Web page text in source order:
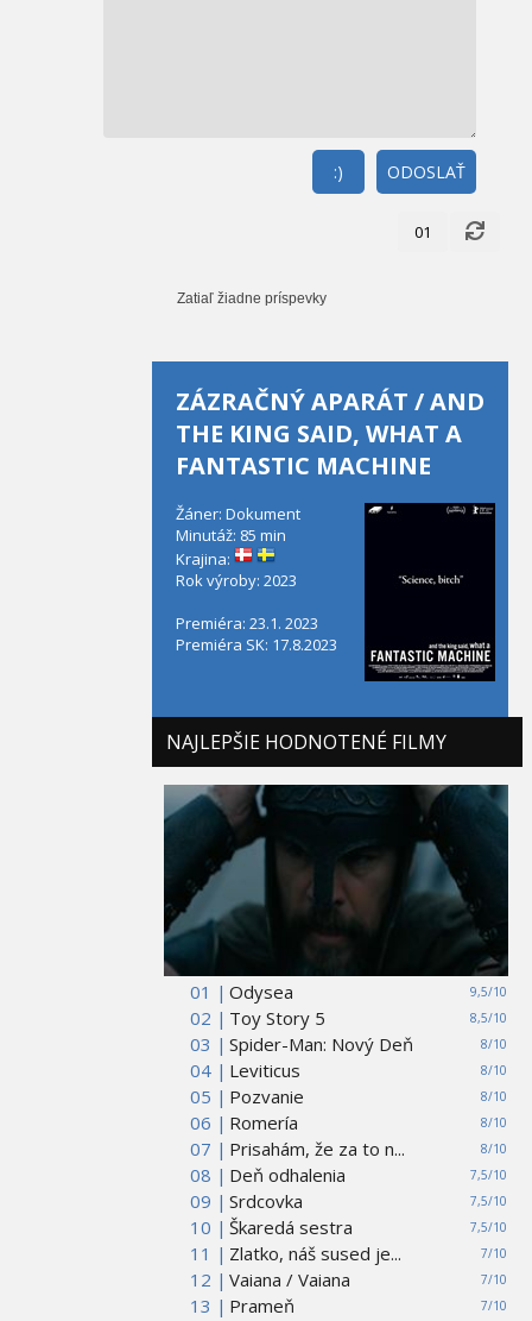
ODOSLAŤ
:)
01
Zatiaľ žiadne príspevky
ZÁZRAČNÝ APARÁT / AND
THE KING SAID, WHAT A
FANTASTIC MACHINE
Žáner: Dokument
Minutáž: 85 min
Krajina:
Rok výroby: 2023
Premiéra: 23.1. 2023
Premiéra SK: 17.8.2023
NAJLEPŠIE HODNOTENÉ FILMY
01 | 9,5/10
Odysea
02 |
8,5/10
Toy Story 5
03 |
8/10
Spider-Man: Nový Deň
04 |
8/10
Leviticus
05 |
8/10
Pozvanie
06 |
8/10
Romería
07 |
8/10
Prisahám, že za to n...
08 |
7,5/10
Deň odhalenia
09 |
7,5/10
Srdcovka
10 |
7,5/10
Škaredá sestra
11 |
7/10
Zlatko, náš sused je...
12 |
7/10
Vaiana / Vaiana
13 |
7/10
Prameň